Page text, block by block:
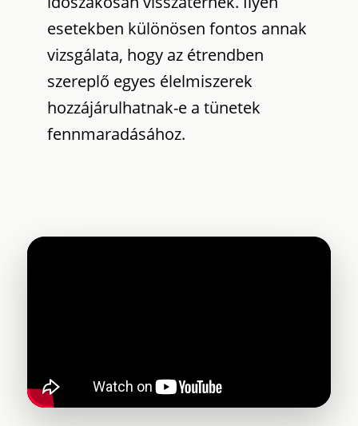
esetekben különösen fontos annak
vizsgálata, hogy az étrendben
szereplő egyes élelmiszerek
hozzájárulhatnak-e a tünetek
fennmaradásához.